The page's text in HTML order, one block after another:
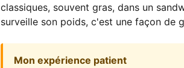
classiques, souvent gras, dans un
surveille son poids, c'est une façon de
Mon expérience patient